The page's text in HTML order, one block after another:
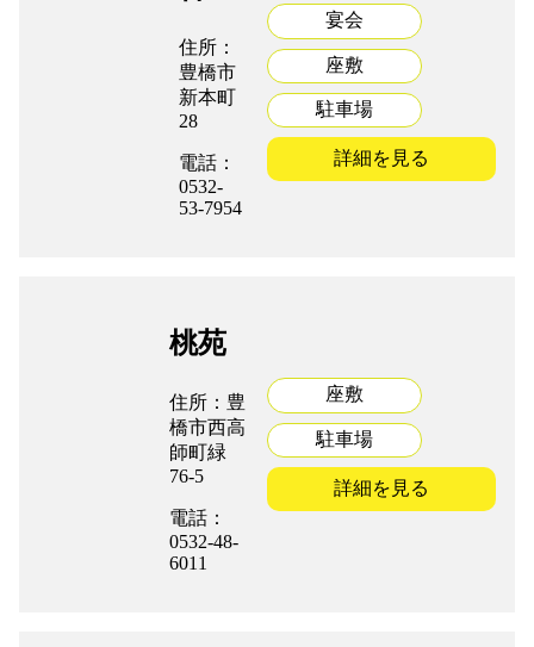
住所：
豊橋市
新本町
28
電話：
0532-
53-7954
宴会
座敷
駐車場
詳細を見る
桃苑
住所：豊
橋市西高
師町緑
76-5
電話：
0532-48-
6011
座敷
駐車場
詳細を見る